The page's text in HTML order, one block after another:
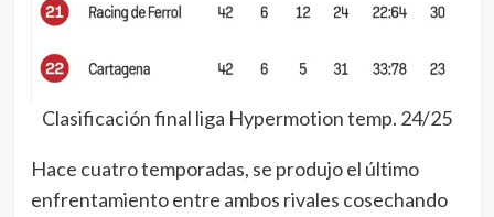
Clasificación final liga Hypermotion temp. 24/25
Hace cuatro temporadas, se produjo el último
enfrentamiento entre ambos rivales cosechando